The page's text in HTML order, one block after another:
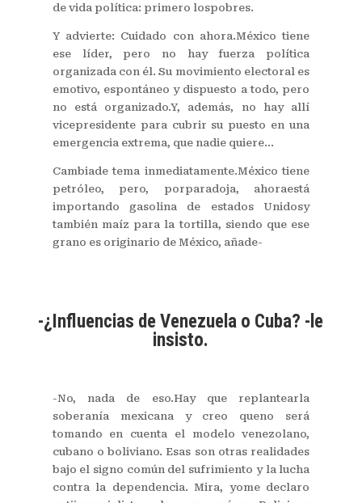
de vida política: primero lospobres.
Y advierte: Cuidado con ahora.México tiene
ese líder, pero no hay fuerza política
organizada con él. Su movimiento electoral es
emotivo, espontáneo y dispuesto a todo, pero
no está organizado.Y, además, no hay allí
vicepresidente para cubrir su puesto en una
emergencia extrema, que nadie quiere...
Cambiade tema inmediatamente.México tiene
petróleo, pero, porparadoja, ahoraestá
importando gasolina de estados Unidosy
también maíz para la tortilla, siendo que ese
grano es originario de México, añade-
-¿Influencias de Venezuela o Cuba? -le
insisto.
-No, nada de eso.Hay que replantearla
soberanía mexicana y creo queno será
tomando en cuenta el modelo venezolano,
cubano o boliviano. Esas son otras realidades
bajo el signo común del sufrimiento y la lucha
contra la dependencia. Mira, yome declaro